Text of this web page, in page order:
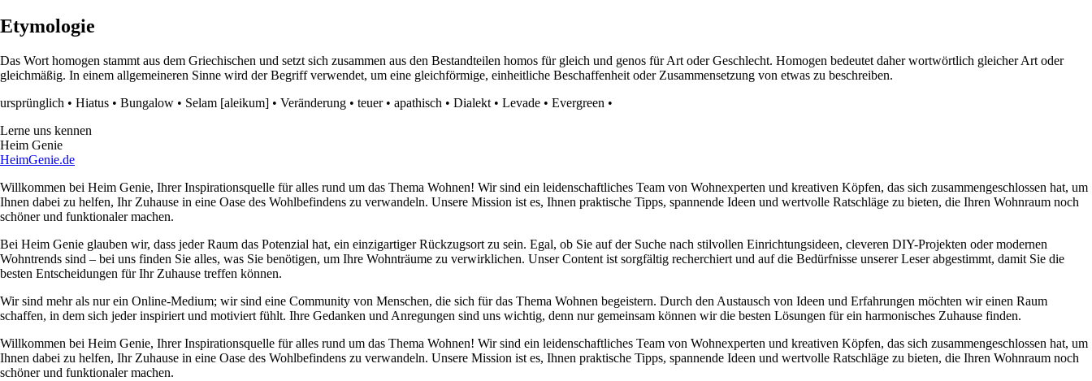
Etymologie
Das Wort homogen stammt aus dem Griechischen und setzt sich zusammen aus den Bestandteilen homos für gleich und genos für Art oder Geschlecht. Homogen bedeutet daher wortwörtlich gleicher Art oder
gleichmäßig. In einem allgemeineren Sinne wird der Begriff verwendet, um eine gleichförmige, einheitliche Beschaffenheit oder Zusammensetzung von etwas zu beschreiben.
ursprünglich • Hiatus • Bungalow • Selam [aleikum] • Veränderung • teuer• apathisch • Dialekt • Levade • Evergreen •
Lerne uns kennen
Heim Genie
HeimGenie.de
Willkommen bei Heim Genie, Ihrer Inspirationsquelle für alles rund um das Thema Wohnen! Wir sind ein leidenschaftliches Team von Wohnexperten und kreativen Köpfen, das sich zusammengeschlossen hat, um
Ihnen dabei zu helfen, Ihr Zuhause in eine Oase des Wohlbefindens zu verwandeln. Unsere Mission ist es, Ihnen praktische Tipps, spannende Ideen und wertvolle Ratschläge zu bieten, die Ihren Wohnraum noch
schöner und funktionaler machen.
Bei Heim Genie glauben wir, dass jeder Raum das Potenzial hat, ein einzigartiger Rückzugsort zu sein. Egal, ob Sie auf der Suche nach stilvollen Einrichtungsideen, cleveren DIY-Projekten oder modernen
Wohntrends sind – bei uns finden Sie alles, was Sie benötigen, um Ihre Wohnträume zu verwirklichen. Unser Content ist sorgfältig recherchiert und auf die Bedürfnisse unserer Leser abgestimmt, damit Sie die
besten Entscheidungen für Ihr Zuhause treffen können.
Wir sind mehr als nur ein Online-Medium; wir sind eine Community von Menschen, die sich für das Thema Wohnen begeistern. Durch den Austausch von Ideen und Erfahrungen möchten wir einen Raum
schaffen, in dem sich jeder inspiriert und motiviert fühlt. Ihre Gedanken und Anregungen sind uns wichtig, denn nur gemeinsam können wir die besten Lösungen für ein harmonisches Zuhause finden.
Willkommen bei Heim Genie, Ihrer Inspirationsquelle für alles rund um das Thema Wohnen! Wir sind ein leidenschaftliches Team von Wohnexperten und kreativen Köpfen, das sich zusammengeschlossen hat, um
Ihnen dabei zu helfen, Ihr Zuhause in eine Oase des Wohlbefindens zu verwandeln. Unsere Mission ist es, Ihnen praktische Tipps, spannende Ideen und wertvolle Ratschläge zu bieten, die Ihren Wohnraum noch
schöner und funktionaler machen.